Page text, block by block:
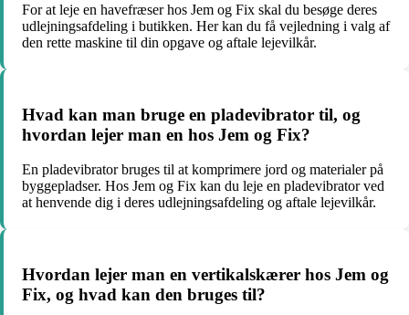
For at leje en havefræser hos Jem og Fix skal du besøge deres
udlejningsafdeling i butikken. Her kan du få vejledning i valg af
den rette maskine til din opgave og aftale lejevilkår.
Hvad kan man bruge en pladevibrator til, og
hvordan lejer man en hos Jem og Fix?
En pladevibrator bruges til at komprimere jord og materialer på
byggepladser. Hos Jem og Fix kan du leje en pladevibrator ved
at henvende dig i deres udlejningsafdeling og aftale lejevilkår.
Hvordan lejer man en vertikalskærer hos Jem og
Fix, og hvad kan den bruges til?